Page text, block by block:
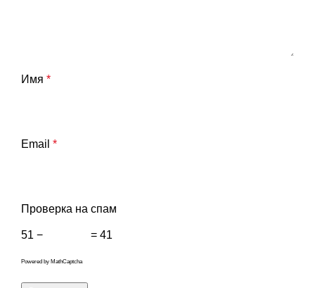
Имя *
Email *
Проверка на спам
51 − = 41
Powered by MathCaptcha